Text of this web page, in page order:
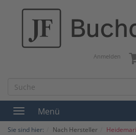
Anmelden
Toggle
navigation
Menü
Sie sind hier: Nach Hersteller